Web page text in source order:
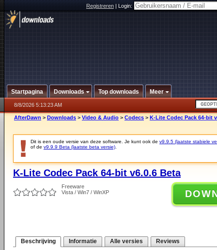
Registreren|Login:
Startpagina Downloads Top downloads Meer
8/8/2026 5:13:23 AM
AfterDawn > Downloads > Video & Audio > Codecs > K-Lite Codec Pack 64-bit
Dit is een oude versie van deze software. Je kunt ook de v9.9.5 (laatste stabiele
of de v9.9.9 Beta (laatste beta versie)
K-Lite Codec Pack 64-bit v6.0.6 Beta
Freeware
Vista / Win7 / WinXP
Beschrijving Informatie Alle versies Reviews